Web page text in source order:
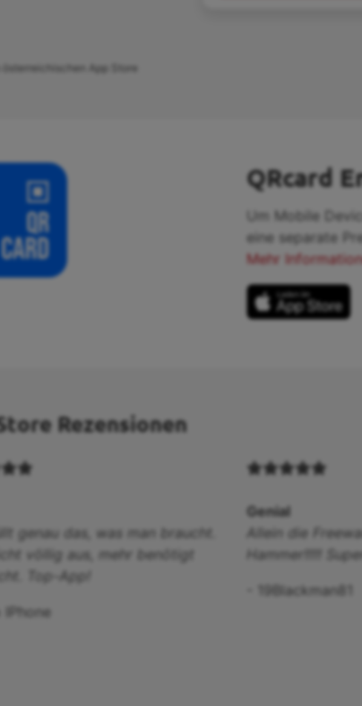
österreichischen App Store
QRcard
Um Mobile
eine separate
Mehr
Rezensionen
genau das, was man braucht.
völlig aus, mehr benötigt
Top-App!
IPhone
Genial
Allein die
Hammer!!!!!
19Blackman81